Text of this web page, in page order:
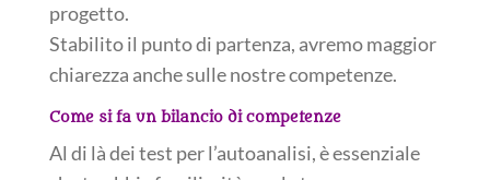
progetto.
Stabilito il punto di partenza, avremo maggior
chiarezza anche sulle nostre competenze.
Come si fa un bilancio di competenze
Al di là dei test per l’autoanalisi, è essenziale